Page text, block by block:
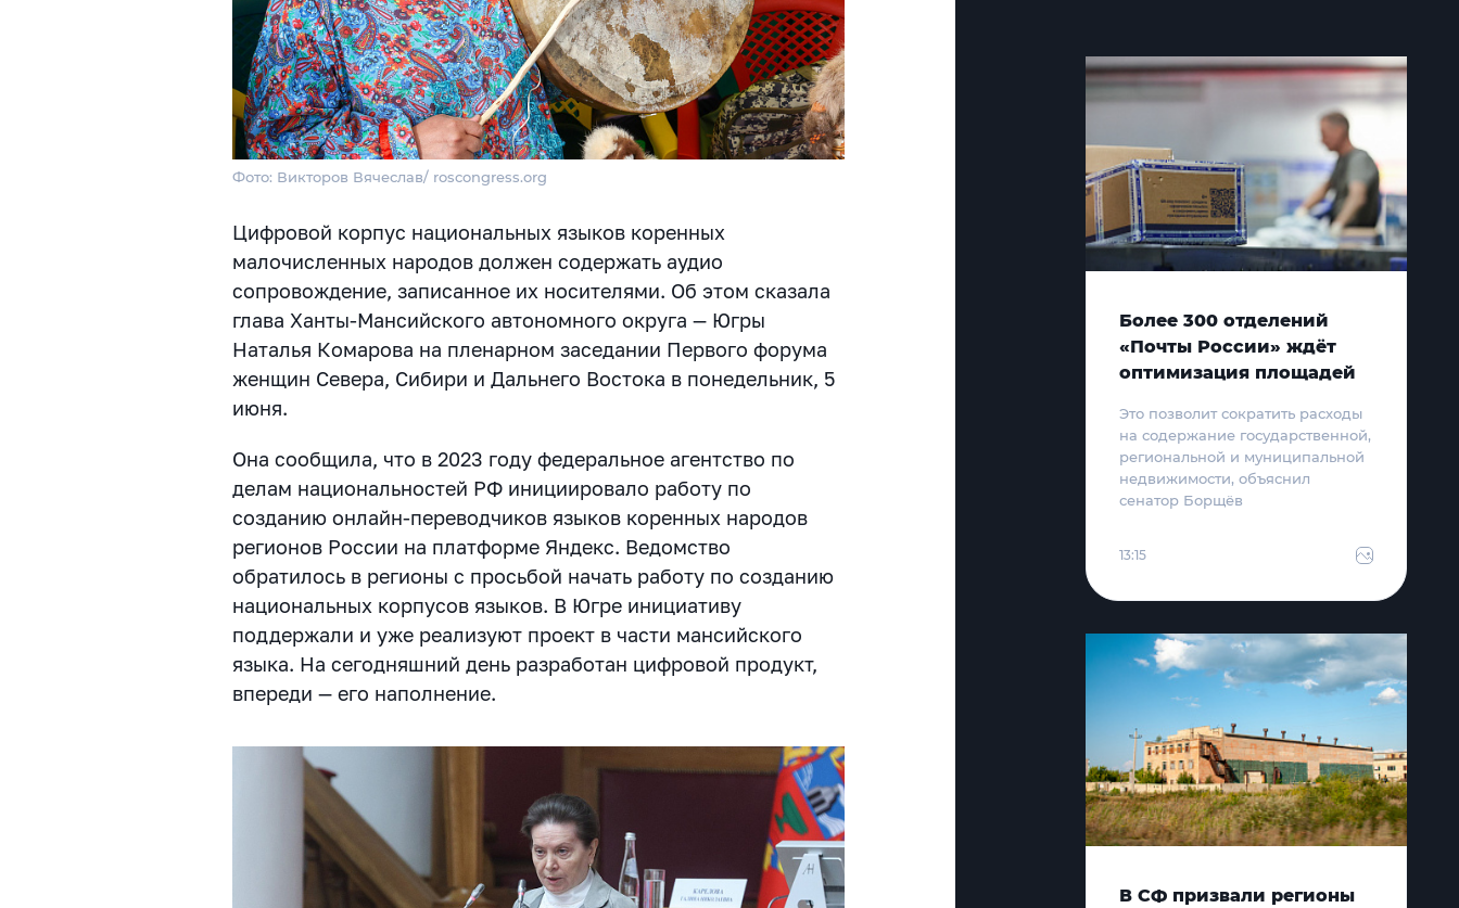
Фото: Викторов Вячеслав/ roscongress.org
Цифровой корпус национальных языков коренных
малочисленных народов должен содержать аудио
сопровождение, записанное их носителями. Об этом сказала
глава Ханты-Мансийского автономного округа — Югры
Наталья Комарова на пленарном заседании Первого форума
женщин Севера, Сибири и Дальнего Востока в понедельник, 5
июня.
Она сообщила, что в 2023 году федеральное агентство по
делам национальностей РФ инициировало работу по
созданию онлайн-переводчиков языков коренных народов
регионов России на платформе Яндекс. Ведомство
обратилось в регионы с просьбой начать работу по созданию
национальных корпусов языков. В Югре инициативу
поддержали и уже реализуют проект в части мансийского
языка. На сегодняшний день разработан цифровой продукт,
впереди — его наполнение.
Более 300 отделений
«Почты России» ждёт
оптимизация площадей
Это позволит сократить расходы
на содержание государственной,
региональной и муниципальной
недвижимости, объяснил
сенатор Борщёв
13:15
В СФ призвали регионы